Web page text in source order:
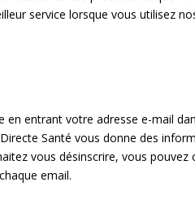
service lorsque vous utilisez
en entrant votre adresse e-mail
Santé vous donne des
vous désinscrire, vous pouvez
email.